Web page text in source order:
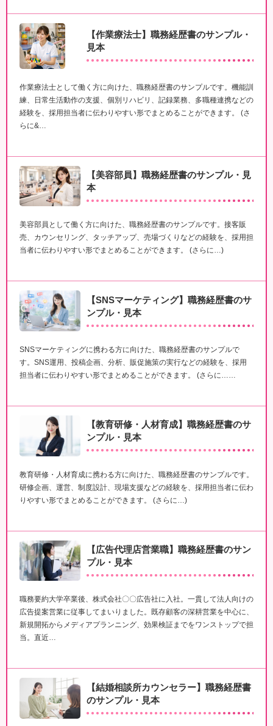
【作業療法士】職務経歴書のサンプル・
見本
作業療法士として働く方に向けた、職務経歴書のサンプルです。機能訓
練、日常生活動作の支援、個別リハビリ、記録業務、多職種連携などの
経験を、採用担当者に伝わりやすい形でまとめることができます。 (さ
らに&…
【美容部員】職務経歴書のサンプル・見
本
美容部員として働く方に向けた、職務経歴書のサンプルです。接客販
売、カウンセリング、タッチアップ、売場づくりなどの経験を、採用担
当者に伝わりやすい形でまとめることができます。 (さらに…)
【SNSマーケティング】職務経歴書のサ
ンプル・見本
SNSマーケティングに携わる方に向けた、職務経歴書のサンプルで
す。SNS運用、投稿企画、分析、販促施策の実行などの経験を、採用
担当者に伝わりやすい形でまとめることができます。 (さらに……
【教育研修・人材育成】職務経歴書のサ
ンプル・見本
教育研修・人材育成に携わる方に向けた、職務経歴書のサンプルです。
研修企画、運営、制度設計、現場支援などの経験を、採用担当者に伝わ
りやすい形でまとめることができます。 (さらに…)
【広告代理店営業職】職務経歴書のサン
プル・見本
職務要約大学卒業後、株式会社〇〇広告社に入社。一貫して法人向けの
広告提案営業に従事してまいりました。既存顧客の深耕営業を中心に、
新規開拓からメディアプランニング、効果検証までをワンストップで担
当。直近…
【結婚相談所カウンセラー】職務経歴書
のサンプル・見本